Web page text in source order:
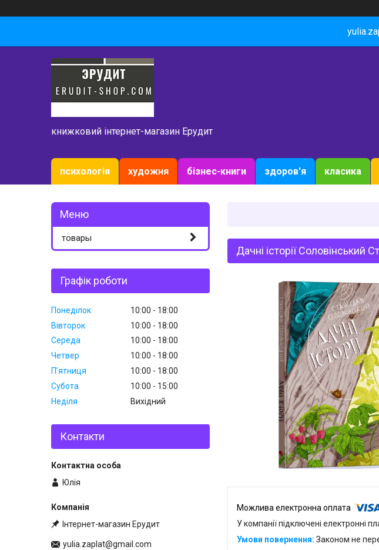
книжковий інтернет-магазин Ерудит
психологія художня бізнес-книги здоров'я класика
Дачні історії Соловінський
У компанії підключені електронні
Законом не
товары
Графік роботи
Понеділок 10:00
18:00
Вівторок
10:00
18:00
Середа
10:00
18:00
Четвер
10:00
18:00
Пʼятниця
10:00
18:00
Субота
10:00
15:00
Неділя
Вихідний
Контакти
Юлія
Інтернет-магазин Ерудит
yulia.zaplat@gmail.com